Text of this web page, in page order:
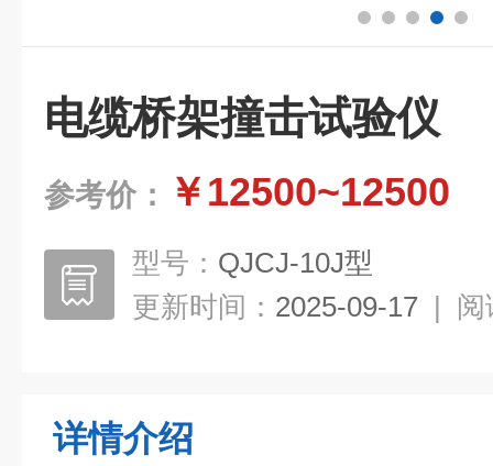
电缆桥架撞击试验仪
参考价： ￥12500~12500
型号： QJCJ-10J型
更新时间： 2025-09-17 | 阅
详情介绍